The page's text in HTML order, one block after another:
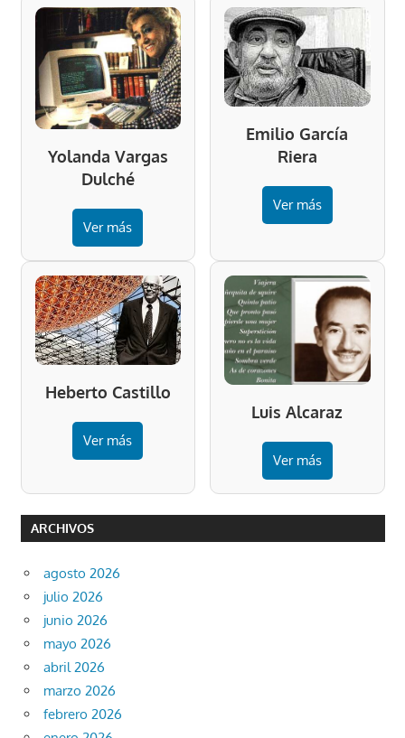
Yolanda Vargas
Dulché
Ver más
Emilio García
Riera
Ver más
Heberto Castillo
Ver más
Luis Alcaraz
Ver más
ARCHIVOS
agosto 2026
julio 2026
junio 2026
mayo 2026
abril 2026
marzo 2026
febrero 2026